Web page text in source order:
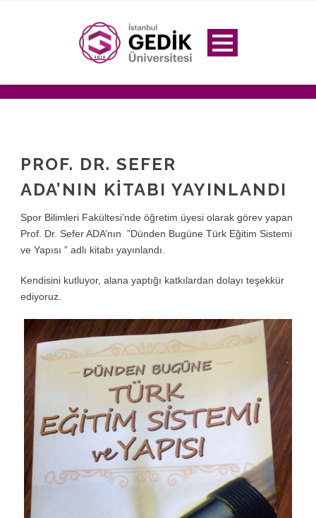
PROF. DR. SEFER
ADA’NIN KITABI YAYINLANDI
Spor Bilimleri Fakültesi’nde öğretim üyesi olarak görev yapan
Prof. Dr. Sefer ADA’nın ”Dünden Bugüne Türk Eğitim Sistemi
ve Yapısı ” adlı kitabı yayınlandı.
Kendisini kutluyor, alana yaptığı katkılardan dolayı teşekkür
ediyoruz.